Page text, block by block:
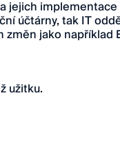
jejich
účtárny, tak IT
jako například
užitku.